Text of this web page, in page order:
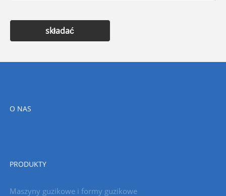
składać
O NAS
PRODUKTY
Maszyny guzikowe i formy guzikowe